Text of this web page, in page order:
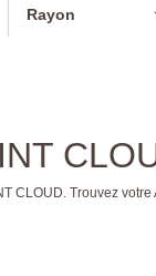
Rayon
Trouvez